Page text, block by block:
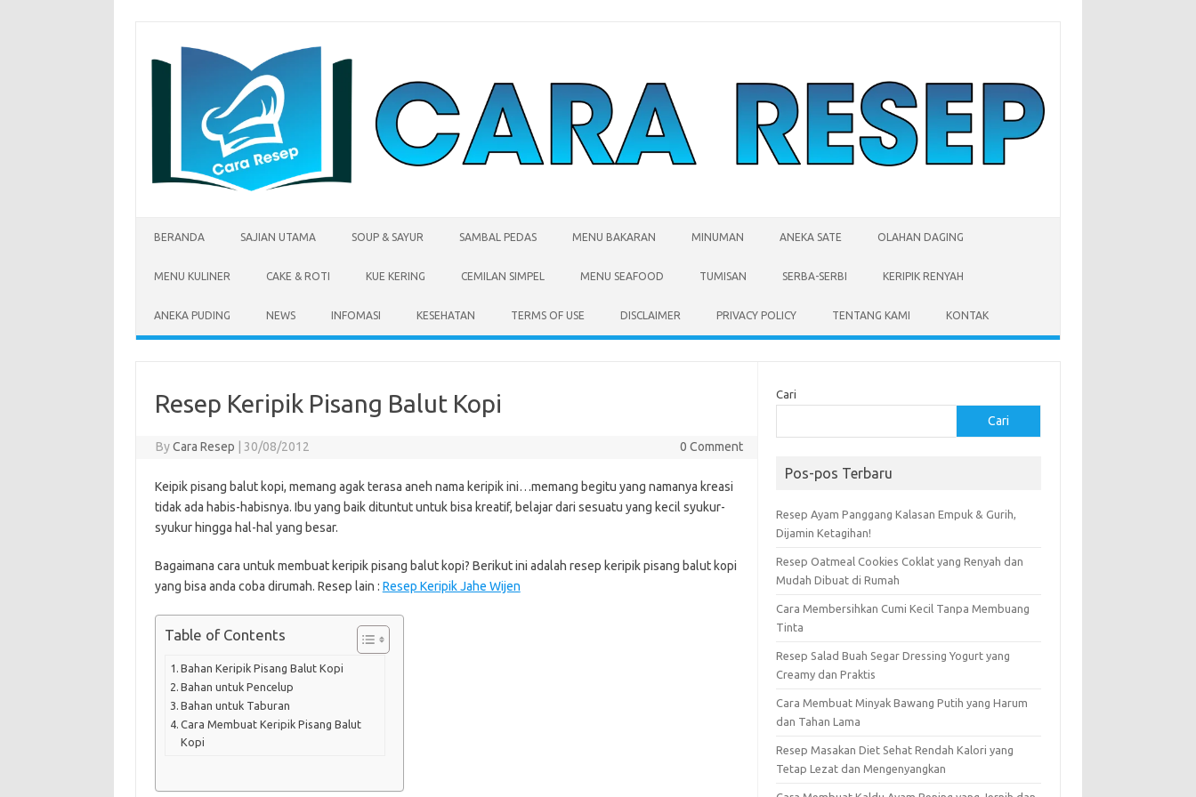
BERANDA SAJIAN UTAMA SOUP & SAYUR SAMBAL PEDAS MENU BAKARAN MINUMAN ANEKA SATE OLAHAN DAGING
MENU KULINER CAKE & ROTI KUE KERING CEMILAN SIMPEL MENU SEAFOOD TUMISAN SERBA-SERBI KERIPIK RENYAH
ANEKA PUDING NEWS INFOMASI KESEHATAN TERMS OF USE DISCLAIMER PRIVACY POLICY TENTANG KAMI KONTAK
Resep Keripik Pisang Balut Kopi
ByCara Resep | 30/08/2012 0 Comment
Keipik pisang balut kopi, memang agak terasa aneh nama keripik ini…memang begitu yang namanya kreasi
tidak ada habis-habisnya. Ibu yang baik dituntut untuk bisa kreatif, belajar dari sesuatu yang kecil syukur-
syukur hingga hal-hal yang besar.
Bagaimana cara untuk membuat keripik pisang balut kopi? Berikut ini adalah resep keripik pisang balut kopi
yang bisa anda coba dirumah. Resep lain : Resep Keripik Jahe Wijen
Table of Contents
Bahan Keripik Pisang Balut Kopi
Bahan untuk Pencelup
Bahan untuk Taburan
Cara Membuat Keripik Pisang Balut
Kopi
Cari
Cari
Pos-pos Terbaru
Resep Ayam Panggang Kalasan Empuk & Gurih,
Dijamin Ketagihan!
Resep Oatmeal Cookies Coklat yang Renyah dan
Mudah Dibuat di Rumah
Cara Membersihkan Cumi Kecil Tanpa Membuang
Tinta
Resep Salad Buah Segar Dressing Yogurt yang
Creamy dan Praktis
Cara Membuat Minyak Bawang Putih yang Harum
dan Tahan Lama
Resep Masakan Diet Sehat Rendah Kalori yang
Tetap Lezat dan Mengenyangkan